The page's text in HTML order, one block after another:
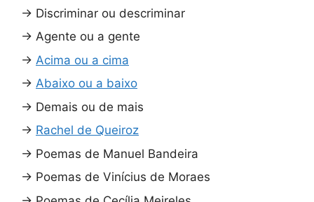
→ Discriminar ou descriminar
→ Agente ou a gente
→ Acima ou a cima
→ Abaixo ou a baixo
→ Demais ou de mais
→ Rachel de Queiroz
→ Poemas de Manuel Bandeira
→ Poemas de Vinícius de Moraes